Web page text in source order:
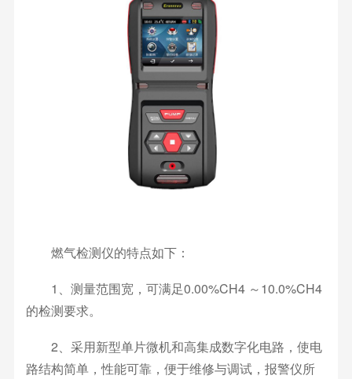
燃气检测仪的特点如下：
1、测量范围宽，可满足0.00%CH4 ～10.0%CH4
的检测要求。
2、采用新型单片微机和高集成数字化电路，使电
路结构简单，性能可靠，便于维修与调试，报警仪所